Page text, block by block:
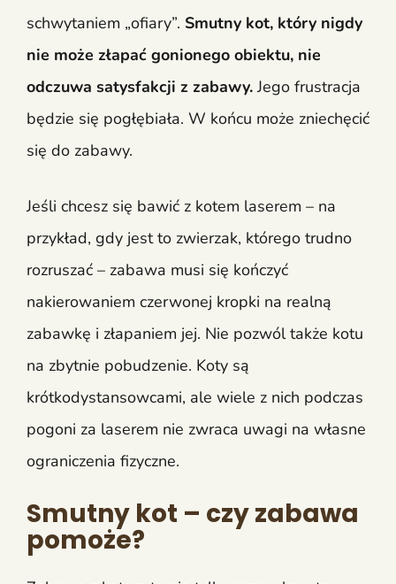
schwytaniem „ofiary”. Smutny kot, który nigdy
nie może złapać gonionego obiektu, nie
odczuwa satysfakcji z zabawy.Jego frustracja
będzie się pogłębiała. W końcu może zniechęcić
się do zabawy.
Jeśli chcesz się bawić z kotem laserem – na
przykład, gdy jest to zwierzak, którego trudno
rozruszać – zabawa musi się kończyć
nakierowaniem czerwonej kropki na realną
zabawkę i złapaniem jej. Nie pozwól także kotu
na zbytnie pobudzenie. Koty są
krótkodystansowcami, ale wiele z nich podczas
pogoni za laserem nie zwraca uwagi na własne
ograniczenia fizyczne.
Smutny kot – czy zabawa
pomoże?